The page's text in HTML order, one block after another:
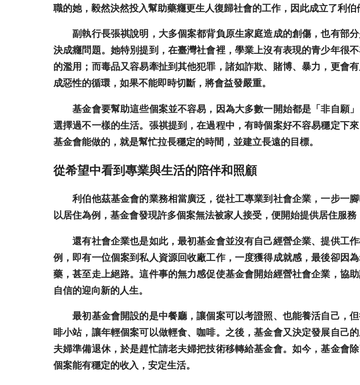
職的她，毅然決然投入幫助藥癮更生人復歸社會的工作，因此成立了利伯
副執行長張祺說明，大多個案都背負原生家庭造成的創傷，也有部
決成癮問題。她特別提到，在臺灣社會裡，學業上沒有表現的青少年很
的濫用；而毒品又容易牽扯到其他犯罪，諸如詐欺、賭博、暴力，更會
成惡性的循環，如果不能即時切斷，將會益發嚴重。
基金會要幫助這些個案並不容易，因為大多數一開始都是「非自願」
選擇過不一樣的生活。張祺提到，在過程中，有時個案好不容易穩定下
基金會能做的，就是幫忙拉長穩定的時間，並建立長遠的目標。
從希望中看到專業與生活的陪伴和照顧
利伯他茲基金會的業務相當廣泛，從社工專業到社會企業，一步一
以居住為例，基金會發現許多個案無法被家人接受，便開始提供居住服
還有社會企業也是如此，最初基金會並沒有自己經營企業、提供工
例，即有一位個案到私人資源回收廠工作，一度獲得成就感，最後卻因
藥，甚至走上絕路。這件事的無力感促使基金會開始經營社會企業，協
自信的迎向新的人生。
最初基金會開設的是中餐廳，讓個案可以考證照、也能養活自己，
啡小站，讓年輕個案可以做輕食、咖啡。之後，基金會又決定發展自己
夫婦準備退休，於是趕忙請老夫婦把技術移轉給基金會。如今，基金會
個案能有穩定的收入，安定生活。